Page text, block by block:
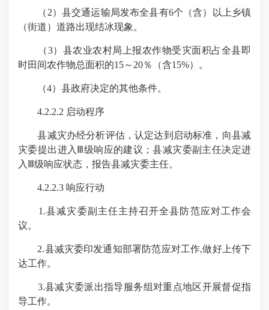
（2）县交通运输局发布全县有6个（含）以上乡镇
（街道）道路出现结冰现象。
（3）县农业农村局上报农作物受灾面积占全县即
时田间农作物总面积的15～20％（含15%）。
（4）县政府决定的其他条件。
4.2.2.2 启动程序
县减灾办经分析评估，认定达到启动标准，向县减
灾委提出进入Ⅲ级响应的建议；县减灾委副主任决定进
入Ⅲ级响应状态，报告县减灾委主任。
4.2.2.3 响应行动
1.县减灾委副主任主持召开全县防范应对工作会
议。
2.县减灾委印发通知部署防范应对工作,做好上传下
达工作。
3.县减灾委派出指导服务组对重点地区开展督促指
导工作。